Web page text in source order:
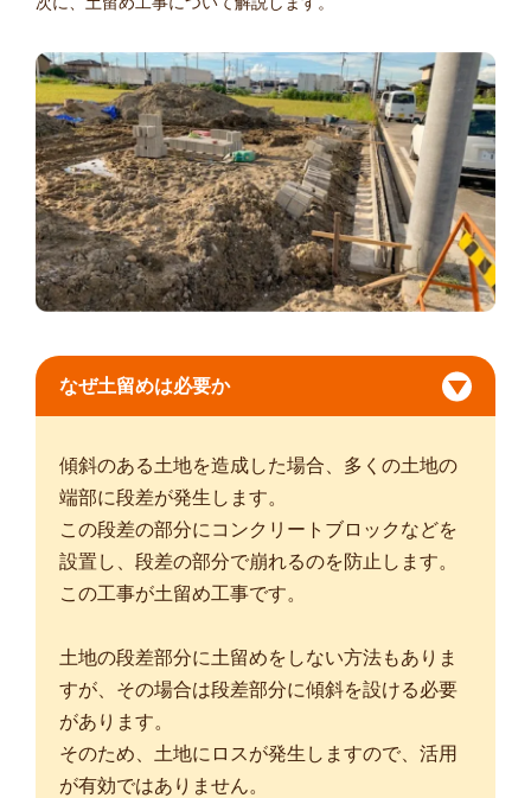
なぜ土留めは必要か
傾斜のある土地を造成した場合、多くの土地の
端部に段差が発生します。
この段差の部分にコンクリートブロックなどを
設置し、段差の部分で崩れるのを防止します。
この工事が土留め工事です。
土地の段差部分に土留めをしない方法もありま
すが、その場合は段差部分に傾斜を設ける必要
があります。
そのため、土地にロスが発生しますので、活用
が有効ではありません。